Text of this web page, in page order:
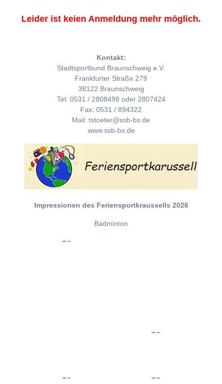
Leider ist keien Anmeldung mehr möglich.
Kontakt:
Stadtsportbund Braunschweig e.V.
Frankfurter Straße 279
38122 Braunschweig
Tel: 0531 / 2808498 oder 2807424
Fax: 0531 / 894322
Mail: tstoeter@ssb-bs.de
www.ssb-bs.de
Impressionen des Feriensportkraussells 2026
Badminton